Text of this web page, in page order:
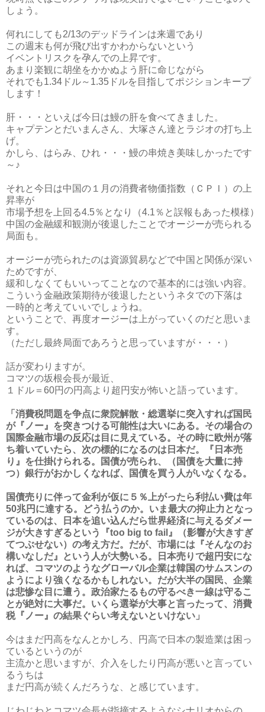
しょう。
何れにしても2/13のデッドラインは来週であり
この週末も何が飛び出すかわからないという
イベントリスクを孕んでの上昇です。
あまり楽観に胡坐をかかぬよう肝に命じながら
それでも1.34ドル～1.35ドルを目指してポジションキープ
します！
肝・・・といえば今日は鰻の肝を食べてきました。
キャプテンとだいまんさん、大塚さん達とラジオの打ち上
げ。
かしら、はらみ、ひれ・・・鰻の串焼き美味しかったです
～♪
それと今日は中国の１月の消費者物価指数（ＣＰＩ）の上
昇率が
市場予想を上回る4.5％となり（4.1％と誤報もあった模様）
中国の金融緩和観測が後退したことでオージーが売られる
局面も。
オージーが売られたのは資源貿易などで中国と関係が深い
ためですが、
緩和しなくてもいいってことなので基本的には強い内容。
こういう金融政策期待が後退したというネタでの下落は
一時的と考えていいでしょうね。
ということで、再度オージーは上がっていくのだと思いま
す。
（ただし最終局面であろうと思っていますが・・・）
話が変わりますが。
コマツの坂根会長が最近、
１ドル＝60円の円高より超円安が怖いと語っています。
「消費税問題を争点に衆院解散・総選挙に突入すれば国民
が『ノー』を突きつける可能性は大いにある。その場合の
国際金融市場の反応は目に見えている。その時に欧州が落
ち着いていたら、次の標的になるのは日本だ。『日本売
り』を仕掛けられる。国債が売られ、（国債を大量に持
つ）銀行がおかしくなれば、国債を買う人がいなくなる。
国債売りに伴って金利が仮に５％上がったら利払い費は年
50兆円に達する。どう払うのか。いま最大の抑止力となっ
ているのは、日本を追い込んだら世界経済に与えるダメー
ジが大きすぎるという『too big to fail』（影響が大きすぎ
てつぶせない）の考え方だ。だが、市場には『そんなのお
構いなしだ』という人が大勢いる。日本売りで超円安にな
れば、コマツのようなグローバル企業は韓国のサムスンの
ようにより強くなるかもしれない。だが大半の国民、企業
は悲惨な目に遭う。政治家たるもの守るべき一線は守るこ
とが絶対に大事だ。いくら選挙が大事と言ったって、消費
税『ノー』の結果ぐらい考えないといけない」
今はまだ円高をなんとかしろ、円高で日本の製造業は困っ
ているというのが
主流かと思いますが、介入をしたり円高が悪いと言ってい
るうちは
まだ円高が続くんだろうな、と感じています。